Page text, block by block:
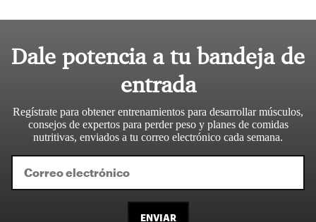
Dale potencia a tu bandeja de
entrada
Regístrate para obtener entrenamientos para desarrollar músculos,
consejos de expertos para perder peso y planes de comidas
nutritivas, enviados a tu correo electrónico cada semana.
ENVIAR